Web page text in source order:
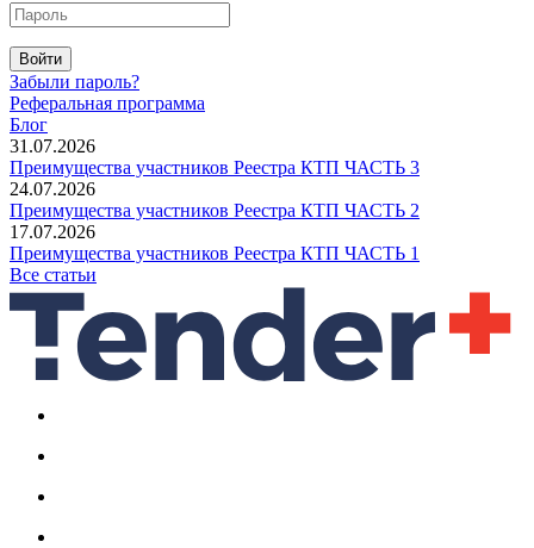
Войти
Забыли пароль?
Реферальная программа
Блог
31.07.2026
Преимущества участников Реестра КТП ЧАСТЬ 3
24.07.2026
Преимущества участников Реестра КТП ЧАСТЬ 2
17.07.2026
Преимущества участников Реестра КТП ЧАСТЬ 1
Все статьи